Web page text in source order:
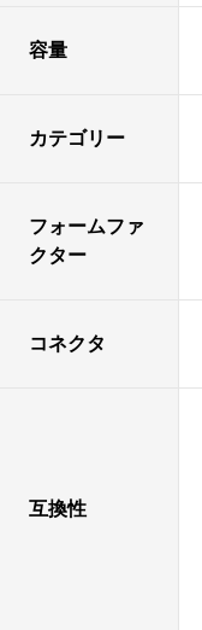
容量
カテゴリー
フォームファ
クター
コネクタ
互換性